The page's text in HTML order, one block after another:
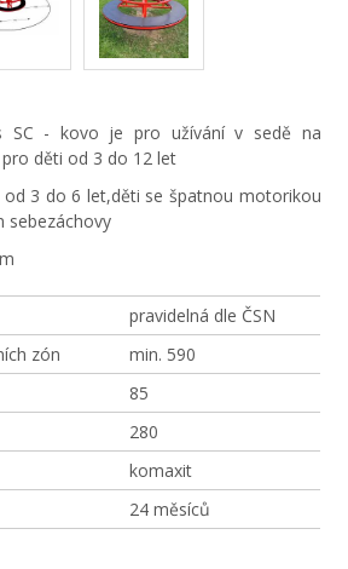
SC - kovo je pro užívání v sedě na
děti od 3 do 12 let
3 do 6 let,děti se špatnou motorikou
sebezáchovy
pravidelná dle ČSN
zón
min. 590
85
280
komaxit
24 měsíců